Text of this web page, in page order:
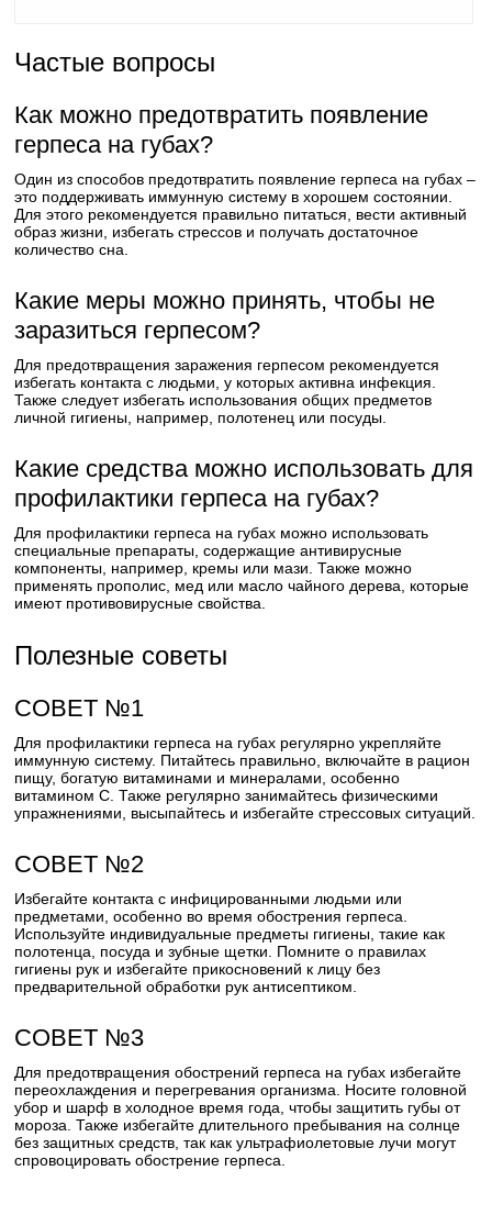
Частые вопросы
Как можно предотвратить появление
герпеса на губах?
Один из способов предотвратить появление герпеса на губах –
это поддерживать иммунную систему в хорошем состоянии.
Для этого рекомендуется правильно питаться, вести активный
образ жизни, избегать стрессов и получать достаточное
количество сна.
Какие меры можно принять, чтобы не
заразиться герпесом?
Для предотвращения заражения герпесом рекомендуется
избегать контакта с людьми, у которых активна инфекция.
Также следует избегать использования общих предметов
личной гигиены, например, полотенец или посуды.
Какие средства можно использовать для
профилактики герпеса на губах?
Для профилактики герпеса на губах можно использовать
специальные препараты, содержащие антивирусные
компоненты, например, кремы или мази. Также можно
применять прополис, мед или масло чайного дерева, которые
имеют противовирусные свойства.
Полезные советы
СОВЕТ №1
Для профилактики герпеса на губах регулярно укрепляйте
иммунную систему. Питайтесь правильно, включайте в рацион
пищу, богатую витаминами и минералами, особенно
витамином С. Также регулярно занимайтесь физическими
упражнениями, высыпайтесь и избегайте стрессовых ситуаций.
СОВЕТ №2
Избегайте контакта с инфицированными людьми или
предметами, особенно во время обострения герпеса.
Используйте индивидуальные предметы гигиены, такие как
полотенца, посуда и зубные щетки. Помните о правилах
гигиены рук и избегайте прикосновений к лицу без
предварительной обработки рук антисептиком.
СОВЕТ №3
Для предотвращения обострений герпеса на губах избегайте
переохлаждения и перегревания организма. Носите головной
убор и шарф в холодное время года, чтобы защитить губы от
мороза. Также избегайте длительного пребывания на солнце
без защитных средств, так как ультрафиолетовые лучи могут
спровоцировать обострение герпеса.